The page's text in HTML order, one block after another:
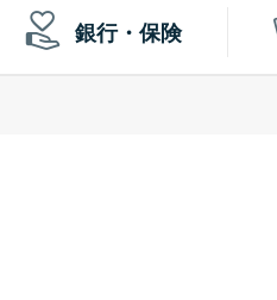
銀行・保険